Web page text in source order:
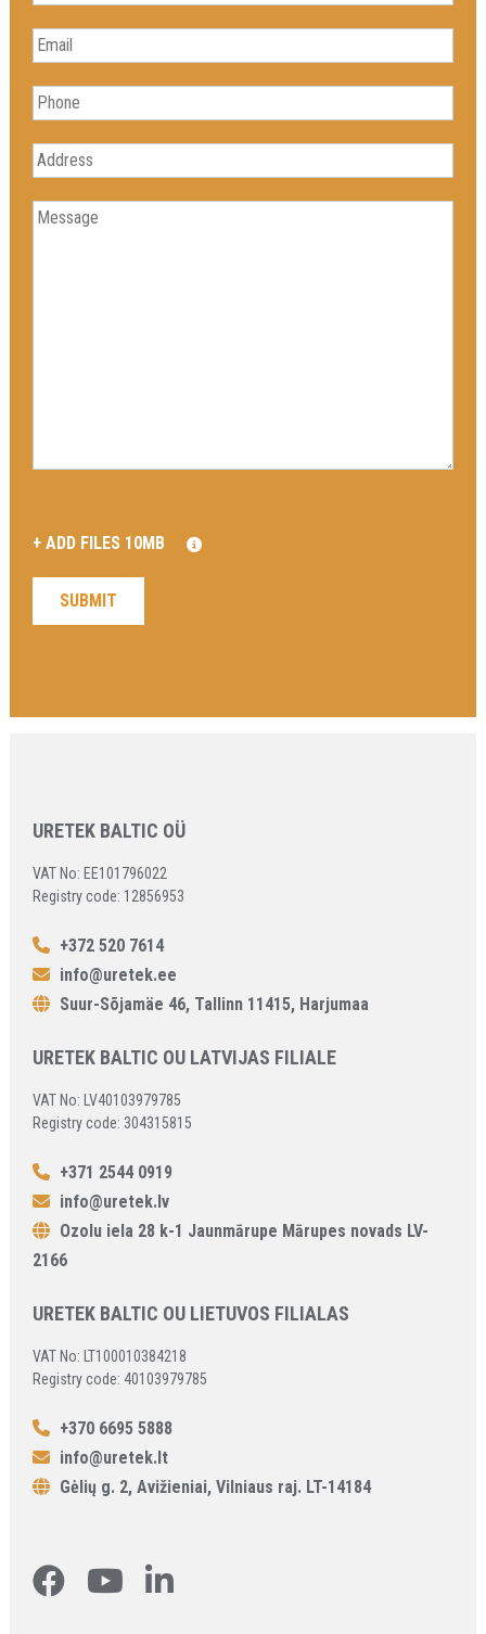
URETEK BALTIC OÜ
VAT No: EE101796022
Registry code: 12856953
+372 520 7614
info@uretek.ee
Suur-Sõjamäe 46, Tallinn 11415, Harjumaa
URETEK BALTIC OU LATVIJAS FILIALE
VAT No: LV40103979785
Registry code: 304315815
+371 2544 0919
info@uretek.lv
Ozolu iela 28 k-1 Jaunmārupe Mārupes novads LV-
2166
URETEK BALTIC OU LIETUVOS FILIALAS
VAT No: LT100010384218
Registry code: 40103979785
+370 6695 5888
info@uretek.lt
Gėlių g. 2, Avižieniai, Vilniaus raj. LT-14184